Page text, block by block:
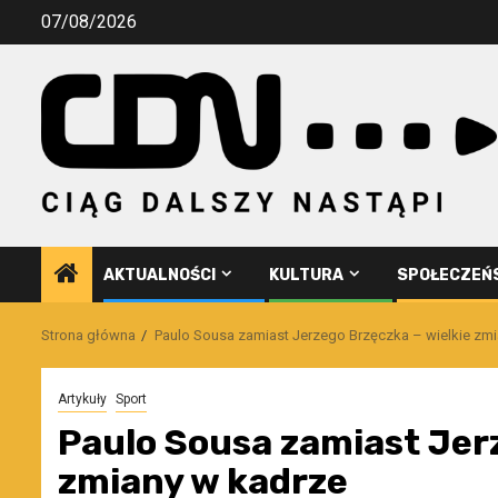
Przejdź07/08/2026
AKTUALNOŚCI KULTURA
Strona główna Paulo Sousa zamiast Jerzego Brzęczka – wielkie
Artykuły Sport
Paulo Sousa zamiast
zmiany w kadrze